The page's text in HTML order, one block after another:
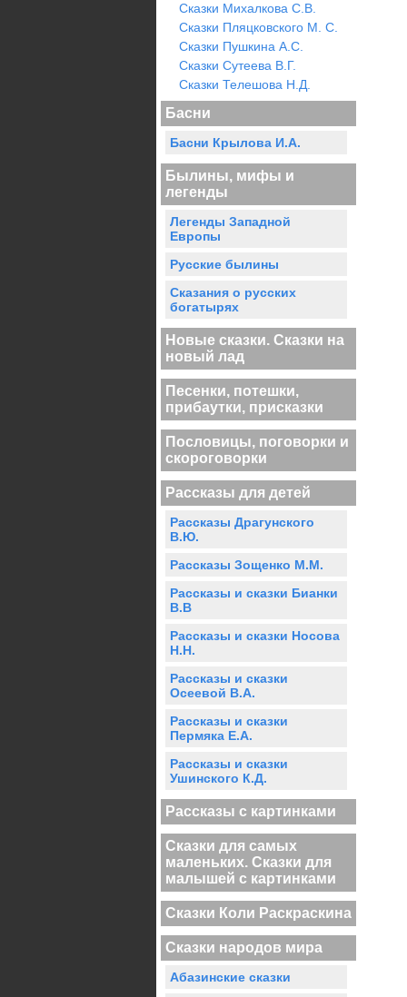
Сказки Михалкова С.В.
Сказки Пляцковского М. С.
Сказки Пушкина А.С.
Сказки Сутеева В.Г.
Сказки Телешова Н.Д.
Басни
Басни Крылова И.А.
Былины, мифы и
легенды
Легенды Западной
Европы
Русские былины
Сказания о русских
богатырях
Новые сказки. Сказки на
новый лад
Песенки, потешки,
прибаутки, присказки
Пословицы, поговорки и
скороговорки
Рассказы для детей
Рассказы Драгунского
В.Ю.
Рассказы Зощенко М.М.
Рассказы и сказки Бианки
В.В
Рассказы и сказки Носова
Н.Н.
Рассказы и сказки
Осеевой В.А.
Рассказы и сказки
Пермяка Е.А.
Рассказы и сказки
Ушинского К.Д.
Рассказы с картинками
Сказки для самых
маленьких. Сказки для
малышей с картинками
Сказки Коли Раскраскина
Сказки народов мира
Абазинские сказки